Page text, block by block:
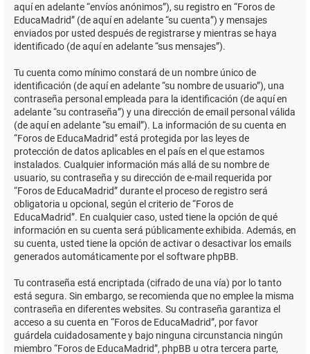
aquí en adelante “envíos anónimos”), su registro en “Foros de
EducaMadrid” (de aquí en adelante “su cuenta”) y mensajes
enviados por usted después de registrarse y mientras se haya
identificado (de aquí en adelante “sus mensajes”).
Tu cuenta como mínimo constará de un nombre único de
identificación (de aquí en adelante “su nombre de usuario”), una
contraseña personal empleada para la identificación (de aquí en
adelante “su contraseña”) y una dirección de email personal válida
(de aquí en adelante “su email”). La información de su cuenta en
“Foros de EducaMadrid” está protegida por las leyes de
protección de datos aplicables en el país en el que estamos
instalados. Cualquier información más allá de su nombre de
usuario, su contraseña y su dirección de e-mail requerida por
“Foros de EducaMadrid” durante el proceso de registro será
obligatoria u opcional, según el criterio de “Foros de
EducaMadrid”. En cualquier caso, usted tiene la opción de qué
información en su cuenta será públicamente exhibida. Además, en
su cuenta, usted tiene la opción de activar o desactivar los emails
generados automáticamente por el software phpBB.
Tu contraseña está encriptada (cifrado de una vía) por lo tanto
está segura. Sin embargo, se recomienda que no emplee la misma
contraseña en diferentes websites. Su contraseña garantiza el
acceso a su cuenta en “Foros de EducaMadrid”, por favor
guárdela cuidadosamente y bajo ninguna circunstancia ningún
miembro “Foros de EducaMadrid”, phpBB u otra tercera parte,